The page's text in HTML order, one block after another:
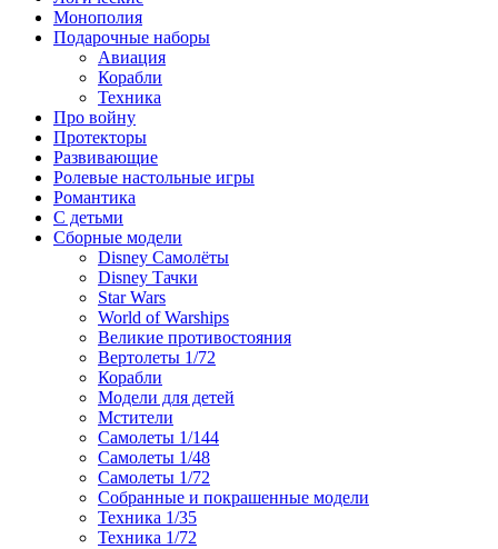
Монополия
Подарочные наборы
Авиация
Корабли
Техника
Про войну
Протекторы
Развивающие
Ролевые настольные игры
Романтика
С детьми
Сборные модели
Disney Самолёты
Disney Тачки
Star Wars
World of Warships
Великие противостояния
Вертолеты 1/72
Корабли
Модели для детей
Мстители
Самолеты 1/144
Самолеты 1/48
Самолеты 1/72
Собранные и покрашенные модели
Техника 1/35
Техника 1/72